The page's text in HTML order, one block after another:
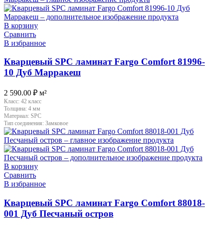
В корзину
Сравнить
В избранное
Кварцевый SPC ламинат Fargo Comfort 81996-
10 Дуб Марракеш
2 590.00 ₽ м²
Класс: 42 класс
Толщина: 4 мм
Материал: SPC
Тип соединения: Замковое
В корзину
Сравнить
В избранное
Кварцевый SPC ламинат Fargo Comfort 88018-
001 Дуб Песчаный остров